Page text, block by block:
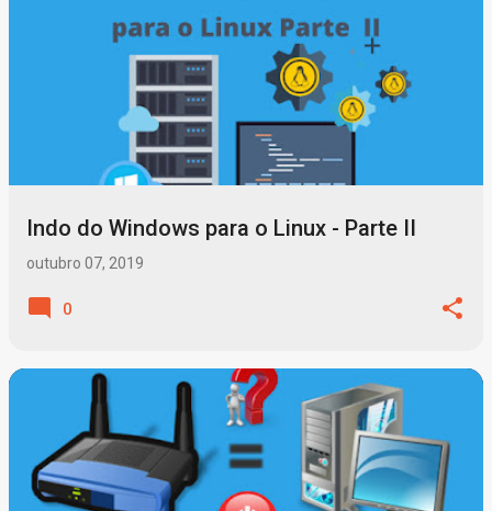
Indo do Windows para o Linux - Parte II
outubro 07, 2019
0